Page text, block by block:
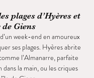
plages d’Hyères et
de Giens
week-end en amoureux
ses plages. Hyères abrite
l’Almanarre, parfaite
la main, ou les criques